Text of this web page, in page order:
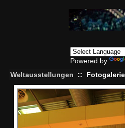
Powered by
Weltausstellungen
::